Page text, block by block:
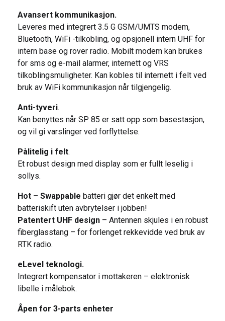
Avansert kommunikasjon.
Leveres med integrert 3.5 G GSM/UMTS modem,
Bluetooth, WiFi -tilkobling, og opsjonell intern UHF for
intern base og rover radio. Mobilt modem kan brukes
for sms og e-mail alarmer, internett og VRS
tilkoblingsmuligheter. Kan kobles til internett i felt ved
bruk av WiFi kommunikasjon når tilgjengelig.
Anti-tyveri.
Kan benyttes når SP 85 er satt opp som basestasjon,
og vil gi varslinger ved forflyttelse.
Pålitelig i felt.
Et robust design med display som er fullt leselig i
sollys.
Hot – Swappable batteri gjør det enkelt med
batteriskift uten avbrytelser i jobben!
Patentert UHF design – Antennen skjules i en robust
fiberglasstang – for forlenget rekkevidde ved bruk av
RTK radio.
eLevel teknologi.
Integrert kompensator i mottakeren – elektronisk
libelle i målebok.
Åpen for 3-parts enheter